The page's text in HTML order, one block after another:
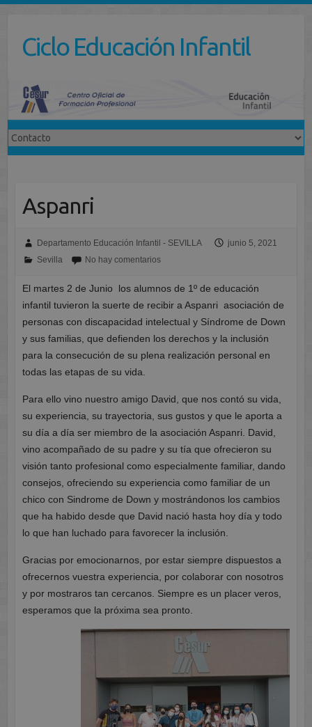
contenidoCiclo Educación Infantil
Aspanri
Departamento Educación Infantil - SEVILLA
junio 5, 2021
Sevilla
No hay comentarios
El martes 2 de Junio los alumnos de 1º de educación
infantil tuvieron la suerte de recibir a Aspanri asociación de
personas con discapacidad intelectual y Síndrome de Down
y sus familias, que defienden los derechos y la inclusión
para la consecución de su plena realización personal en
todas las etapas de su vida.
Para ello vino nuestro amigo David, que nos contó su vida,
su experiencia, su trayectoria, sus gustos y que le aporta a
su día a día ser miembro de la asociación Aspanri. David,
vino acompañado de su padre y su tía que ofrecieron su
visión tanto profesional como especialmente familiar, dando
consejos, ofreciendo su experiencia como familiar de un
chico con Sindrome de Down y mostrándonos los cambios
que ha habido desde que David nació hasta hoy día y todo
lo que han luchado para favorecer la inclusión.
Gracias por emocionarnos, por estar siempre dispuestos a
ofrecernos vuestra experiencia, por colaborar con nosotros
y por mostraros tan cercanos. Siempre es un placer veros,
esperamos que la próxima sea pronto.